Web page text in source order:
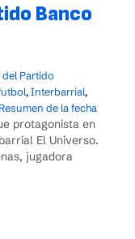
Banco
Partido
,Interbarrial,
Resumen de la fecha
protagonista en
El Universo.
jugadora